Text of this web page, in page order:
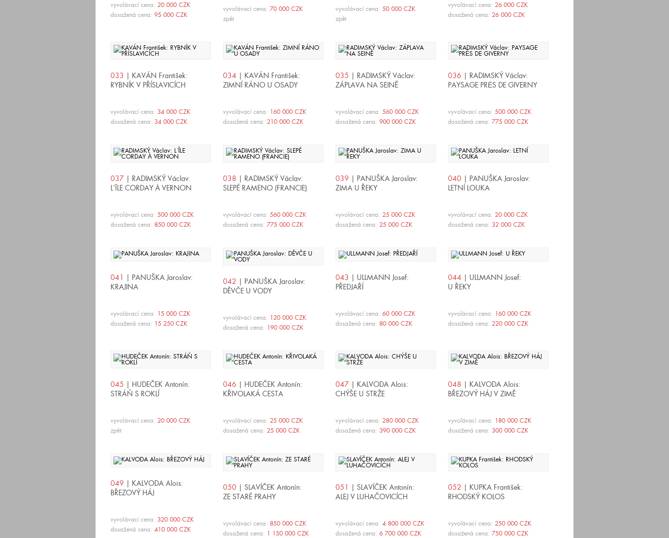
vyvolávací cena: 20 000 CZK
dosažená cena: 95 000 CZK
vyvolávací cena: 70 000 CZK
zpět
vyvolávací cena: 50 000 CZK
zpět
vyvolávací cena: 26 000 CZK
dosažená cena: 26 000 CZK
033 | KAVÁN František:
RYBNÍK V PŘÍSLAVICÍCH
vyvolávací cena: 34 000 CZK
dosažená cena: 34 000 CZK
034 | KAVÁN František:
ZIMNÍ RÁNO U OSADY
vyvolávací cena: 160 000 CZK
dosažená cena: 210 000 CZK
035 | RADIMSKÝ Václav:
ZÁPLAVA NA SEINĚ
vyvolávací cena: 560 000 CZK
dosažená cena: 900 000 CZK
036 | RADIMSKÝ Václav:
PAYSAGE PRÈS DE GIVERNY
vyvolávací cena: 500 000 CZK
dosažená cena: 775 000 CZK
037 | RADIMSKÝ Václav:
L´ÎLE CORDAY À VERNON
vyvolávací cena: 500 000 CZK
dosažená cena: 850 000 CZK
038 | RADIMSKÝ Václav:
SLEPÉ RAMENO (FRANCIE)
vyvolávací cena: 560 000 CZK
dosažená cena: 775 000 CZK
039 | PANUŠKA Jaroslav:
ZIMA U ŘEKY
vyvolávací cena: 25 000 CZK
dosažená cena: 25 000 CZK
040 | PANUŠKA Jaroslav:
LETNÍ LOUKA
vyvolávací cena: 20 000 CZK
dosažená cena: 32 000 CZK
041 | PANUŠKA Jaroslav:
KRAJINA
vyvolávací cena: 15 000 CZK
dosažená cena: 15 250 CZK
042 | PANUŠKA Jaroslav:
DĚVČE U VODY
vyvolávací cena: 120 000 CZK
dosažená cena: 190 000 CZK
043 | ULLMANN Josef:
PŘEDJAŘÍ
vyvolávací cena: 60 000 CZK
dosažená cena: 80 000 CZK
044 | ULLMANN Josef:
U ŘEKY
vyvolávací cena: 160 000 CZK
dosažená cena: 220 000 CZK
045 | HUDEČEK Antonín:
STRÁŇ S ROKLÍ
vyvolávací cena: 20 000 CZK
zpět
046 | HUDEČEK Antonín:
KŘIVOLAKÁ CESTA
vyvolávací cena: 25 000 CZK
dosažená cena: 25 000 CZK
047 | KALVODA Alois:
CHÝŠE U STRŽE
vyvolávací cena: 280 000 CZK
dosažená cena: 390 000 CZK
048 | KALVODA Alois:
BŘEZOVÝ HÁJ V ZIMĚ
vyvolávací cena: 180 000 CZK
dosažená cena: 300 000 CZK
049 | KALVODA Alois:
BŘEZOVÝ HÁJ
vyvolávací cena: 320 000 CZK
dosažená cena: 410 000 CZK
050 | SLAVÍČEK Antonín:
ZE STARÉ PRAHY
vyvolávací cena: 850 000 CZK
dosažená cena: 1 150 000 CZK
051 | SLAVÍČEK Antonín:
ALEJ V LUHAČOVICÍCH
vyvolávací cena: 4 800 000 CZK
dosažená cena: 6 700 000 CZK
052 | KUPKA František:
RHODSKÝ KOLOS
vyvolávací cena: 250 000 CZK
dosažená cena: 750 000 CZK